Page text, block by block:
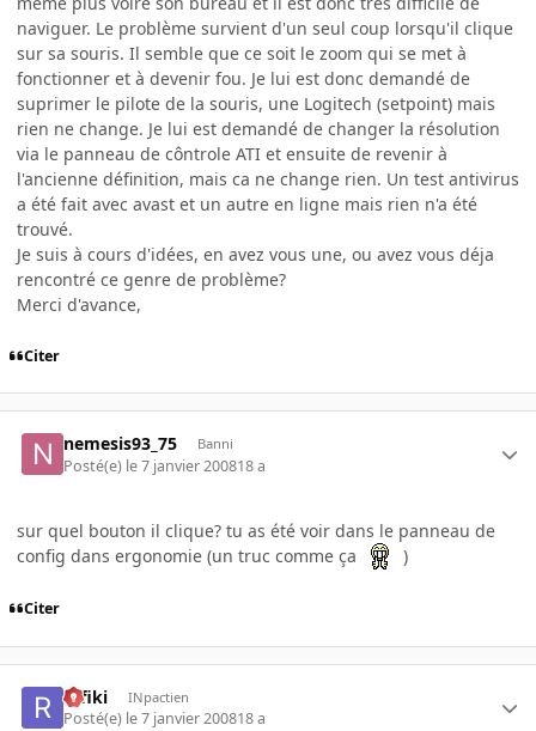
naviguer. Le problème survient d'un seul coup lorsqu'il clique
sur sa souris. Il semble que ce soit le zoom qui se met à
fonctionner et à devenir fou. Je lui est donc demandé de
suprimer le pilote de la souris, une Logitech (setpoint) mais
rien ne change. Je lui est demandé de changer la résolution
via le panneau de côntrole ATI et ensuite de revenir à
l'ancienne définition, mais ca ne change rien. Un test antivirus
a été fait avec avast et un autre en ligne mais rien n'a été
trouvé.
Je suis à cours d'idées, en avez vous une, ou avez vous déja
rencontré ce genre de problème?
Merci d'avance,
Citer
nemesis93_75 Banni
Posté(e) le 7 janvier 200818 a
sur quel bouton il clique? tu as été voir dans le panneau de
config dans ergonomie (un truc comme ça
)
Citer
rafiki INpactien
Posté(e) le 7 janvier 200818 a